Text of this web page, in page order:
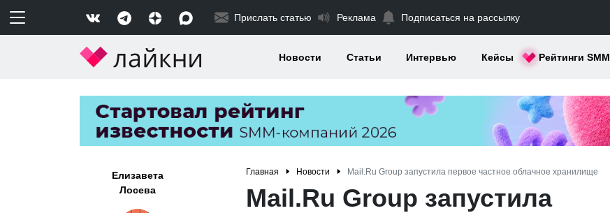
Прислать статью Реклама Подписаться на рассылку
Новости Статьи Интервью Кейсы Рейтинги SMM
Елизавета
Лосева
Главная Новости Mail.Ru Group запустила первое частное облачное хранилище
Mail.Ru Group запустила